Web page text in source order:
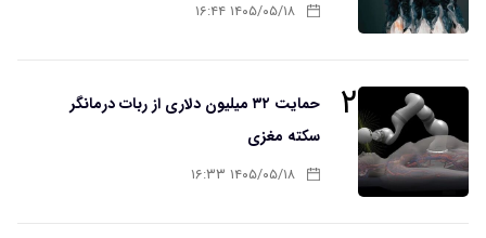
۱۴۰۵/۰۵/۱۸ ۱۶:۴۴
۲
حمایت ۳۲ میلیون دلاری از ربات درمانگر
سکته مغزی
۱۴۰۵/۰۵/۱۸ ۱۶:۳۳